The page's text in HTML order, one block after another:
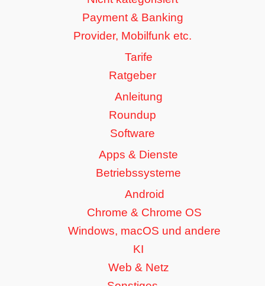
Payment & Banking
Provider, Mobilfunk etc.
Tarife
Ratgeber
Anleitung
Roundup
Software
Apps & Dienste
Betriebssysteme
Android
Chrome & Chrome OS
Windows, macOS und andere
KI
Web & Netz